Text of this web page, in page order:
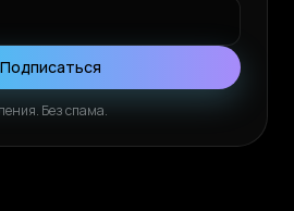
Подписаться
Без спама.